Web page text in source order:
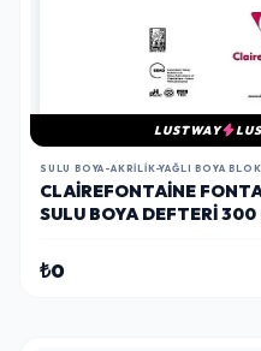
LUSTWAY
SULU BOYA-AKRILIK-YAĞLI BOYA
CLAIREFONTAINE
SULU BOYA DEFTERI
₺0